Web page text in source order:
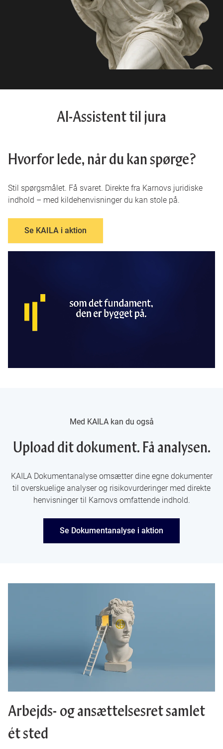
AI-Assistent til jura
Hvorfor lede, når du kan spørge?
Stil spørgsmålet. Få svaret. Direkte fra Karnovs juridiske
indhold – med kildehenvisninger du kan stole på.
Se KAILA i aktion
Med KAILA kan du også
Upload dit dokument. Få analysen.
KAILA Dokumentanalyse omsætter dine egne dokumenter
til overskuelige analyser og risikovurderinger med direkte
henvisninger til Karnovs omfattende indhold.
Se Dokumentanalyse i aktion
Arbejds- og ansættelsesret samlet
ét sted